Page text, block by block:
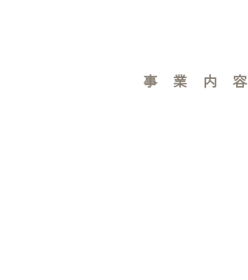
事業内容